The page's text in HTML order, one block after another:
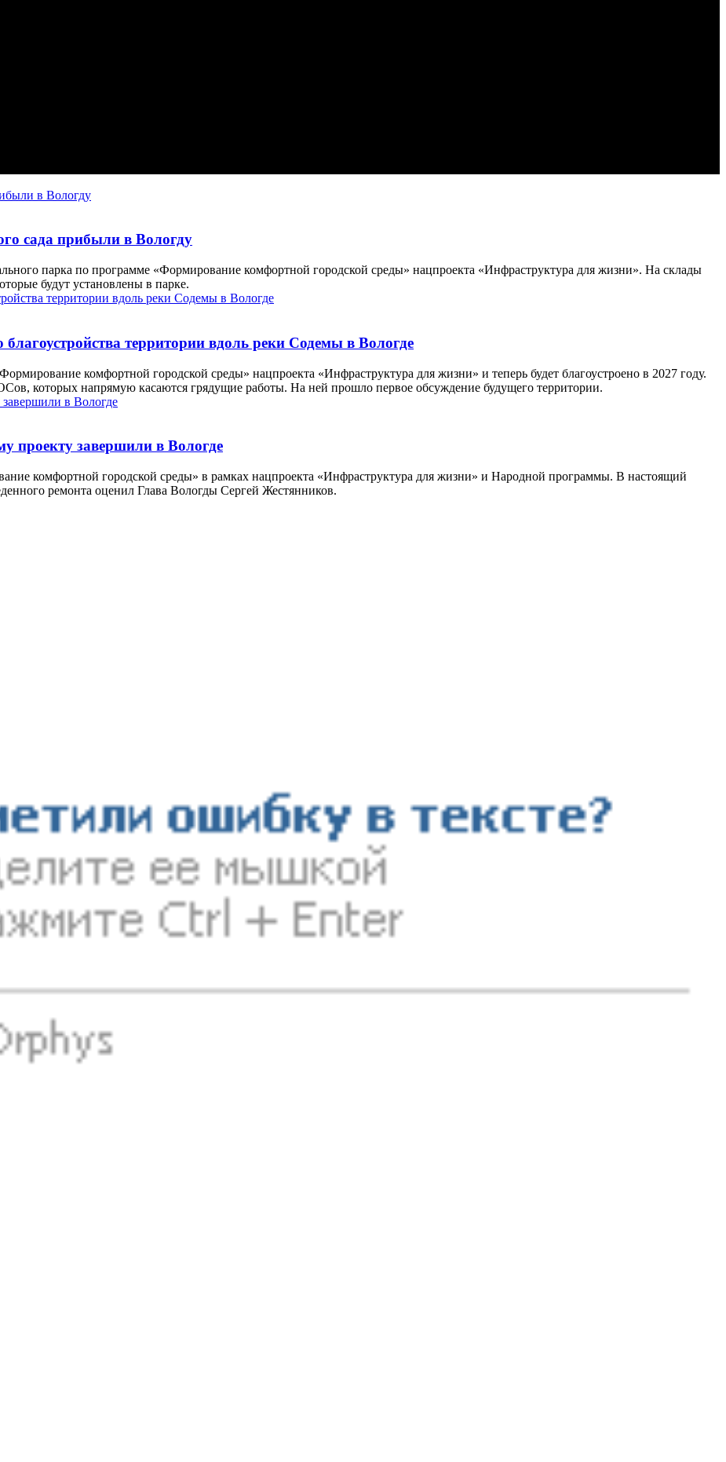
сада прибыли в Вологду
парка по программе «Формирование комфортной городской среды» нацпроекта «Инфраструктура для жизни». На склады
будут установлены в парке.
территории вдоль реки Содемы в Вологде
комфортной городской среды» нацпроекта «Инфраструктура для жизни» и теперь будет благоустроено в 2027 году.
которых напрямую касаются грядущие работы. На ней прошло первое обсуждение будущего территории.
проекту завершили в Вологде
комфортной городской среды» в рамках нацпроекта «Инфраструктура для жизни» и Народной программы. В настоящий
ремонта оценил Глава Вологды Сергей Жестянников.